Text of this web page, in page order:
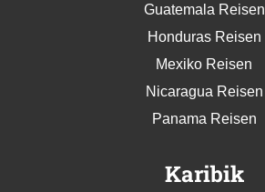
Guatemala Reisen
Honduras Reisen
Mexiko Reisen
Nicaragua Reisen
Panama Reisen
Karibik